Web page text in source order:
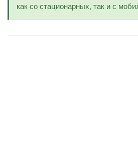
как со стационарных, так и с